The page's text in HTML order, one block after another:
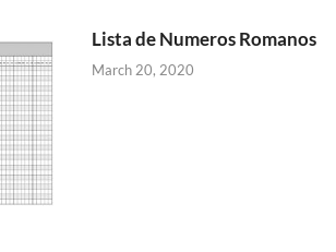
Lista de Numeros Romanos
March 20, 2020